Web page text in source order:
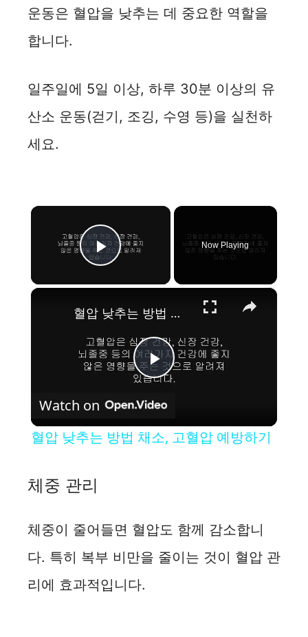
운동은 혈압을 낮추는 데 중요한 역할을
합니다.
일주일에 5일 이상, 하루 30분 이상의 유
산소 운동(걷기, 조깅, 수영 등)을 실천하
세요.
×
Play Video
Now Playing
×
P
V
혈압 낮추는 방법 채소, 고혈압 예방하기
Watch on
혈압 낮추는 방법 채소, 고혈압 예방하기
체중 관리
체중이 줄어들면 혈압도 함께 감소합니
다. 특히 복부 비만을 줄이는 것이 혈압 관
리에 효과적입니다.